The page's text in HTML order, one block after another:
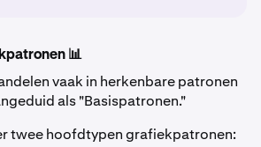
📊
vaak in herkenbare patronen
als "Basispatronen."
twee hoofdtypen grafiekpatronen: